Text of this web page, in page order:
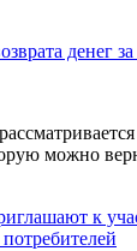
денег
можно
к